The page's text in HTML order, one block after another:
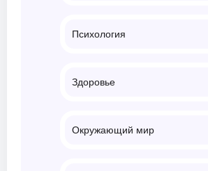
Психология
Здоровье
Окружающий мир